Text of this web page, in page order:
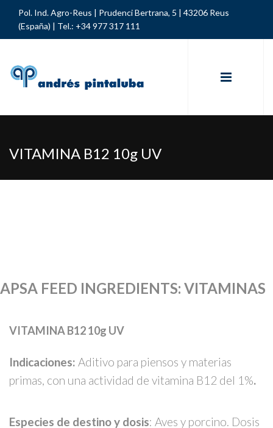
Pol. Ind. Agro-Reus | Prudenci Bertrana, 5 | 43206 Reus
(España) | Tel.: +34 977 317 111
VITAMINA B12 10g UV
APSA FEED INGREDIENTS: VITAMINAS
VITAMINA B12 10g UV
Indicaciones: Aditivo para piensos y materias
primas, con una actividad de vitamina B12 del 1%.
Especies de destino y dosis: Aves y porcino. Dosis